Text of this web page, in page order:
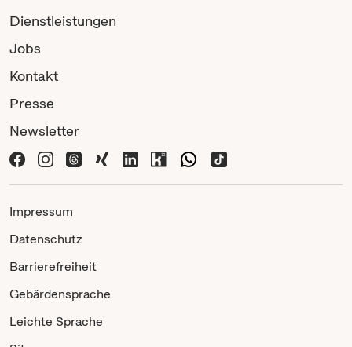
Dienstleistungen
Jobs
Kontakt
Presse
Newsletter
Impressum
Datenschutz
Barrierefreiheit
Gebärdensprache
Leichte Sprache